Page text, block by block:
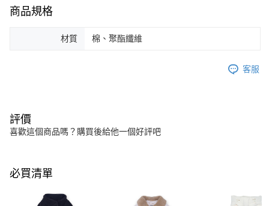
商品規格
材質 棉、聚酯纖維
客服
評價
喜歡這個商品嗎？購買後給他一個好評吧
必買清單